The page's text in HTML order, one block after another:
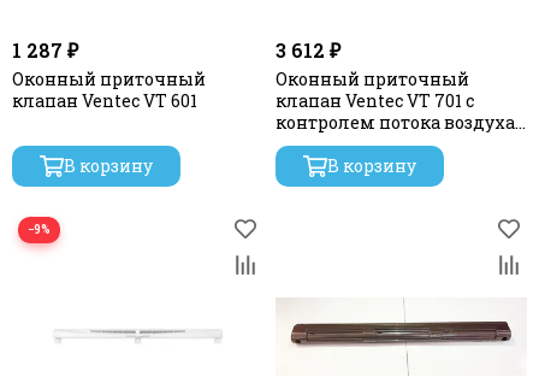
1 287 ₽
Оконный приточный
клапан Ventec VT 601
В корзину
3 612 ₽
Оконный приточный
клапан Ventec VT 701 с
контролем потока воздуха
и акустической
шумоизоляцией
В корзину
−9%